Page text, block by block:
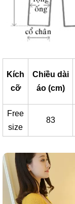
Kích
cỡ
Chiều dài
áo (cm)
Free
size
83